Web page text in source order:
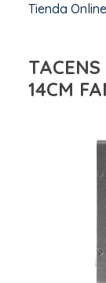
Tienda Online
14CM